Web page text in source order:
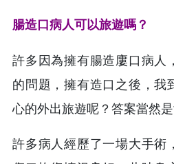
腸造口病人可以旅遊嗎？
許多因為擁有腸造廔口病人
的問題，擁有造口之後，我
心的外出旅遊呢？答案當然是
許多病人經歷了一場大手術